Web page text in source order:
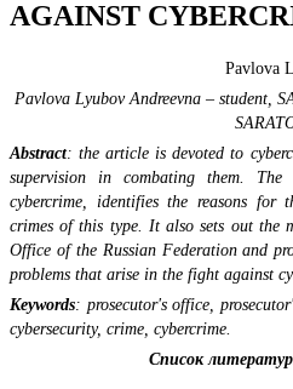
AGAINST
Pavlova
Pavlova Lyubov Andreevna – student,
Abstract: the article is devoted to
supervision in combating them.
cybercrime, identifies the reasons for
crimes of this type. It also sets out the
Office of the Russian Federation and
problems that arise in the fight against
Keywords: prosecutor's office,
cybersecurity, crime, cybercrime.
Список